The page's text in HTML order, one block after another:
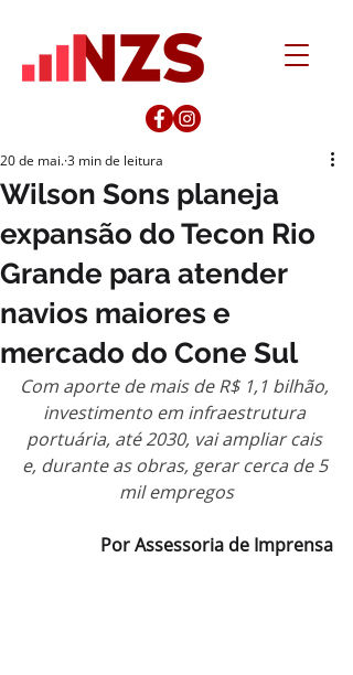
Wilson Sons planeja
expansão do Tecon Rio
Grande para atender
navios maiores e
mercado do Cone Sul
20 de mai.3 min de leitura
Com aporte de mais de R$ 1,1 bilhão,
investimento em infraestrutura
portuária, até 2030, vai ampliar cais
e, durante as obras, gerar cerca de 5
mil empregos
Por Assessoria de Imprensa